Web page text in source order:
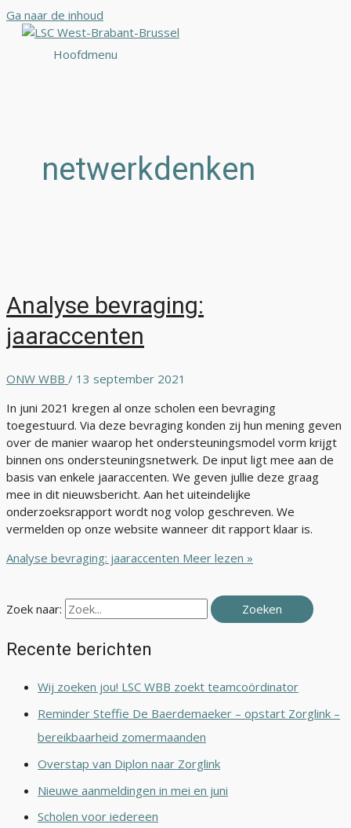
Ga naar de inhoud
Hoofdmenu
netwerkdenken
Analyse bevraging:
jaaraccenten
ONW WBB / 13 september 2021
In juni 2021 kregen al onze scholen een bevraging
toegestuurd. Via deze bevraging konden zij hun mening geven
over de manier waarop het ondersteuningsmodel vorm krijgt
binnen ons ondersteuningsnetwerk. De input ligt mee aan de
basis van enkele jaaraccenten. We geven jullie deze graag
mee in dit nieuwsbericht. Aan het uiteindelijke
onderzoeksrapport wordt nog volop geschreven. We
vermelden op onze website wanneer dit rapport klaar is.
Analyse bevraging: jaaraccenten Meer lezen »
Zoek naar:
Recente berichten
Wij zoeken jou! LSC WBB zoekt teamcoördinator
Reminder Steffie De Baerdemaeker – opstart Zorglink –
bereikbaarheid zomermaanden
Overstap van Diplon naar Zorglink
Nieuwe aanmeldingen in mei en juni
Scholen voor iedereen